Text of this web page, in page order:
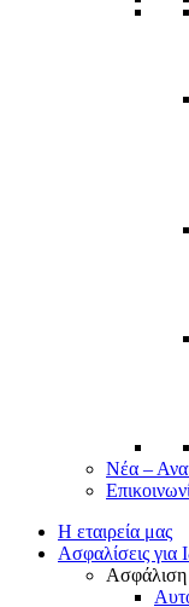
Νέα –
Η εταιρεία μας
Ασφαλίσεις για